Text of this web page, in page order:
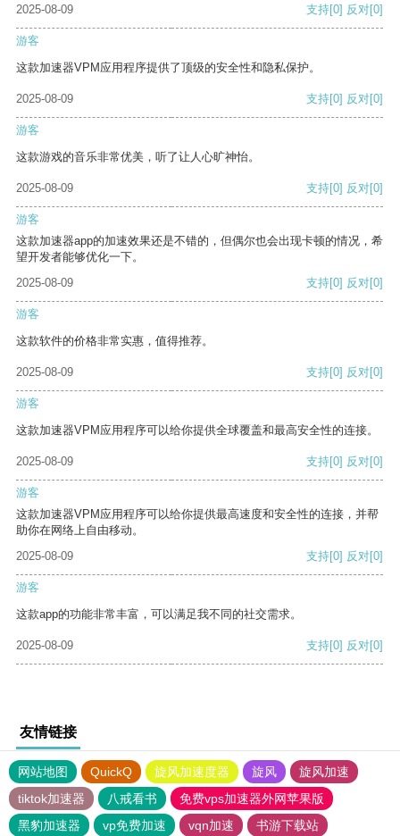
2025-08-09 支持[0] 反对[0]
游客
这款加速器VPM应用程序提供了顶级的安全性和隐私保护。
2025-08-09 支持[0] 反对[0]
游客
这款游戏的音乐非常优美，听了让人心旷神怡。
2025-08-09 支持[0] 反对[0]
游客
这款加速器app的加速效果还是不错的，但偶尔也会出现卡顿的情况，希
望开发者能够优化一下。
2025-08-09
支持[0] 反对[0]
游客
这款软件的价格非常实惠，值得推荐。
2025-08-09 支持[0] 反对[0]
游客
这款加速器VPM应用程序可以给你提供全球覆盖和最高安全性的连接。
2025-08-09 支持[0] 反对[0]
游客
这款加速器VPM应用程序可以给你提供最高速度和安全性的连接，并帮
助你在网络上自由移动。
2025-08-09
支持[0] 反对[0]
游客
这款app的功能非常丰富，可以满足我不同的社交需求。
2025-08-09 支持[0] 反对[0]
友情链接
网站地图 QuickQ 旋风加速度器 旋风
旋风加速
tiktok加速器
八戒看书
免费vps加速器外网苹果版
黑豹加速器
vp免费加速 vqn加速 书游下载站